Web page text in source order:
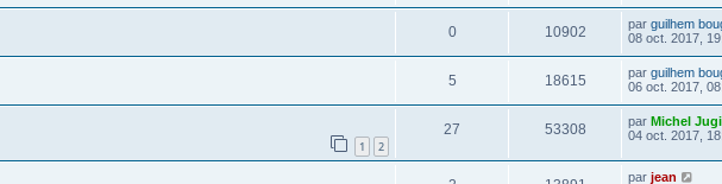
0 10902 par guilhem
08 oct. 2017,
5 18615 par guilhem
06 oct. 2017,
1 2
27 53308 par Michel
04 oct. 2017,
par jean